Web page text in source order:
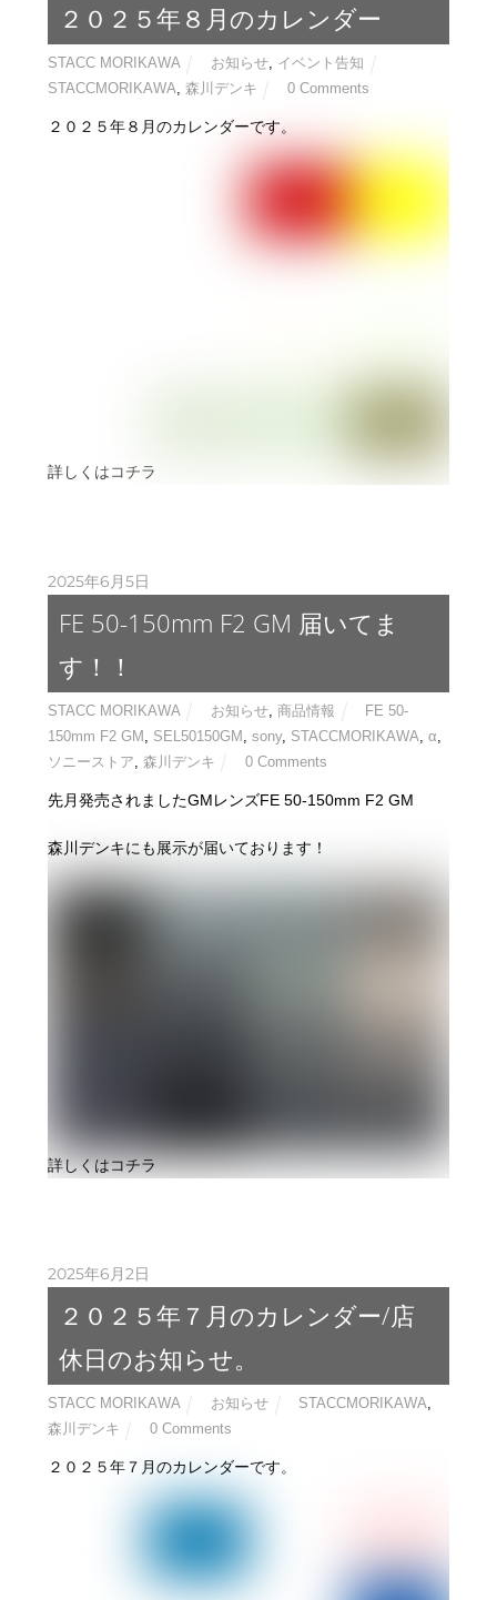
２０２５年８月のカレンダー
STACC MORIKAWA お知らせ, イベント告知
STACCMORIKAWA, 森川デンキ 0 Comments
２０２５年８月のカレンダーです。
詳しくはコチラ
2025年6月5日
FE 50-150mm F2 GM 届いてま
す！！
STACC MORIKAWA お知らせ, 商品情報
FE 50-
150mm F2 GM
SEL50150GM sony, STACCMORIKAWA α
ソニーストア 森川デンキ 0 Comments
先月発売されましたGMレンズFE 50-150mm F2 GM
森川デンキにも展示が届いております！
詳しくはコチラ
2025年6月2日
２０２５年７月のカレンダー/店
休日のお知らせ。
STACC MORIKAWA お知らせ STACCMORIKAWA,
森川デンキ
0 Comments
２０２５年７月のカレンダーです。